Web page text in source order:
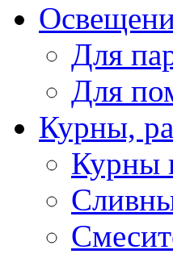
Для
Для
Курны,
Курны